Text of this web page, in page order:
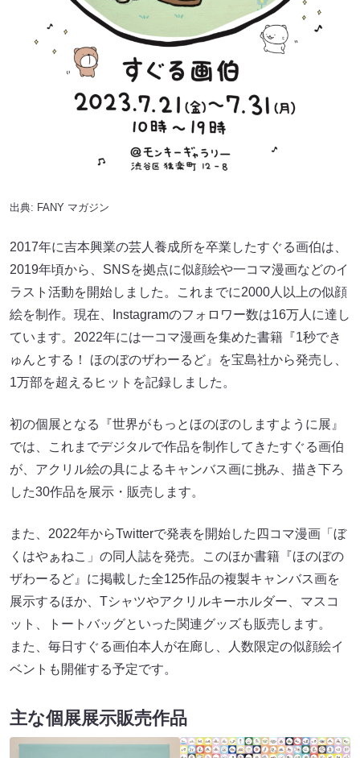
出典: FANY マガジン
2017年に吉本興業の芸人養成所を卒業したすぐる画伯は、
2019年頃から、SNSを拠点に似顔絵や一コマ漫画などのイ
ラスト活動を開始しました。これまでに2000人以上の似顔
絵を制作。現在、Instagramのフォロワー数は16万人に達し
ています。2022年には一コマ漫画を集めた書籍『1秒でき
ゅんとする！ ほのぼのザわーるど』を宝島社から発売し、
1万部を超えるヒットを記録しました。
初の個展となる『世界がもっとほのぼのしますように展』
では、これまでデジタルで作品を制作してきたすぐる画伯
が、アクリル絵の具によるキャンバス画に挑み、描き下ろ
した30作品を展示・販売します。
また、2022年からTwitterで発表を開始した四コマ漫画「ぼ
くはやぁねこ」の同人誌を発売。このほか書籍『ほのぼの
ザわーるど』に掲載した全125作品の複製キャンバス画を
展示するほか、Tシャツやアクリルキーホルダー、マスコ
ット、トートバッグといった関連グッズも販売します。
また、毎日すぐる画伯本人が在廊し、人数限定の似顔絵イ
ベントも開催する予定です。
主な個展展示販売作品